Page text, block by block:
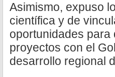
Asimismo, expuso
científica y de
oportunidades
proyectos con el
desarrollo regional